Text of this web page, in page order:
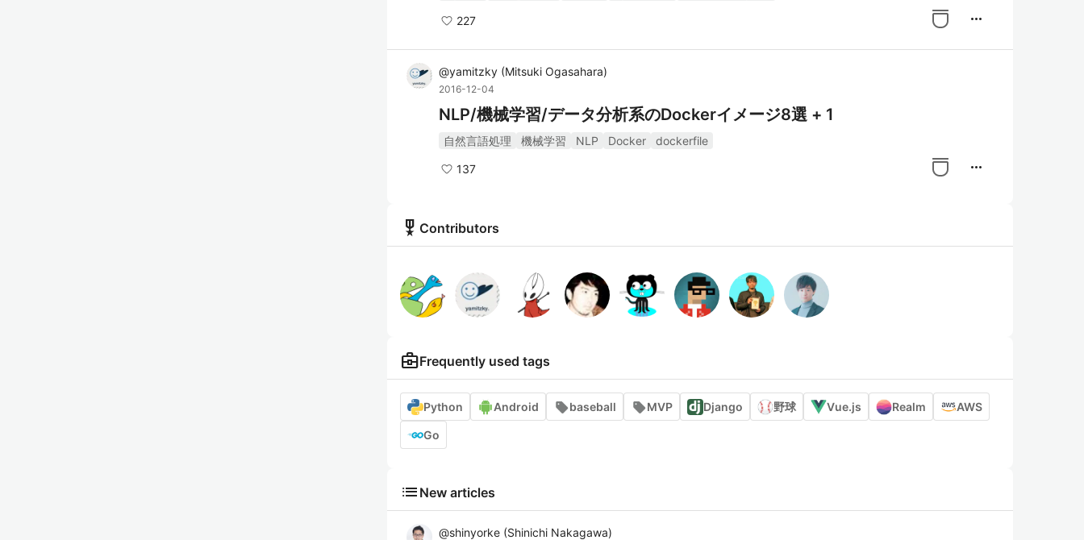
227 more_horiz
@yamitzky (Mitsuki Ogasahara)
2016-12-04
NLP/機械学習/データ分析系のDockerイメージ8選 + 1
自然言語処理 機械学習 NLP Docker dockerfile
137 more_horiz
military_tech Contributors
business_centerFrequently used tags
Python Android baseball MVP Django 野球 Vue.js Realm AWS
Go
list New articles
@shinyorke (Shinichi Nakagawa)